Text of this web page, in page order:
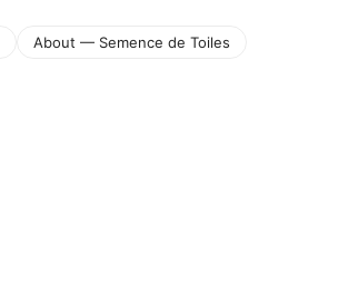
About — Semence de Toiles